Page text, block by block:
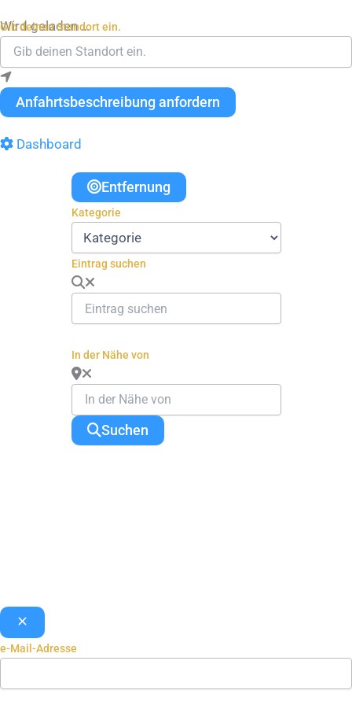
Wird geladen …
Gib deinen Standort ein.
Anfahrtsbeschreibung anfordern
Dashboard
Entfernung
Kategorie
Eintrag suchen
In der Nähe von
Suchen
e-Mail-Adresse